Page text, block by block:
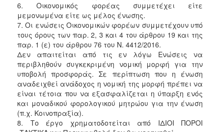
6. Οικονομικός φορέας συμμετέχει είτε
μεμονωμένα είτε ως μέλος ένωσης.
7. Οι ενώσεις Οικονομικών φορέων συμμετέχουν υπό
τους όρους των παρ. 2, 3 και 4 του άρθρου 19 και της
παρ. 1 (ε) του άρθρου 76 του Ν. 4412/2016.
Δεν απαιτείται από τις εν λόγω Ενώσεις να
περιβληθούν συγκεκριμένη νομική μορφή για την
υποβολή προσφοράς. Σε περίπτωση που η ένωση
αναδειχθεί ανάδοχος η νομική της μορφή πρέπει να
είναι τέτοια που να εξασφαλίζεται η ύπαρξη ενός
και μοναδικού φορολογικού μητρώου για την ένωση
(π.χ. Κοινοπραξία).
8. Το έργο χρηματοδοτείται από ΙΔΙΟΙ ΠΟΡΟΙ